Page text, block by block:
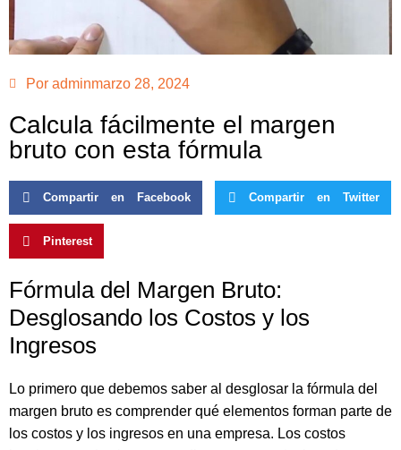
Por adminmarzo 28, 2024
Calcula fácilmente el margen
bruto con esta fórmula
Compartir en Facebook Compartir en Twitter
Pinterest
Fórmula del Margen Bruto:
Desglosando los Costos y los
Ingresos
Lo primero que debemos saber al desglosar la fórmula del
margen bruto es comprender qué elementos forman parte de
los costos y los ingresos en una empresa. Los costos